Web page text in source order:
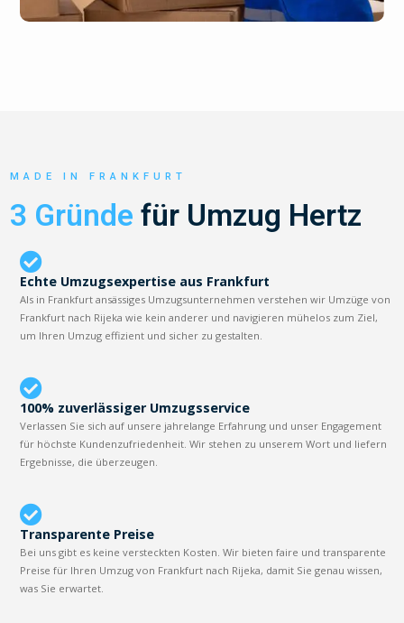
MADE IN FRANKFURT
3 Gründe für Umzug Hertz
Echte Umzugsexpertise aus Frankfurt
Als in Frankfurt ansässiges Umzugsunternehmen verstehen wir Umzüge von
Frankfurt nach Rijeka wie kein anderer und navigieren mühelos zum Ziel,
um Ihren Umzug effizient und sicher zu gestalten.
100% zuverlässiger Umzugsservice
Verlassen Sie sich auf unsere jahrelange Erfahrung und unser Engagement
für höchste Kundenzufriedenheit. Wir stehen zu unserem Wort und liefern
Ergebnisse, die überzeugen.
Transparente Preise
Bei uns gibt es keine versteckten Kosten. Wir bieten faire und transparente
Preise für Ihren Umzug von Frankfurt nach Rijeka, damit Sie genau wissen,
was Sie erwartet.